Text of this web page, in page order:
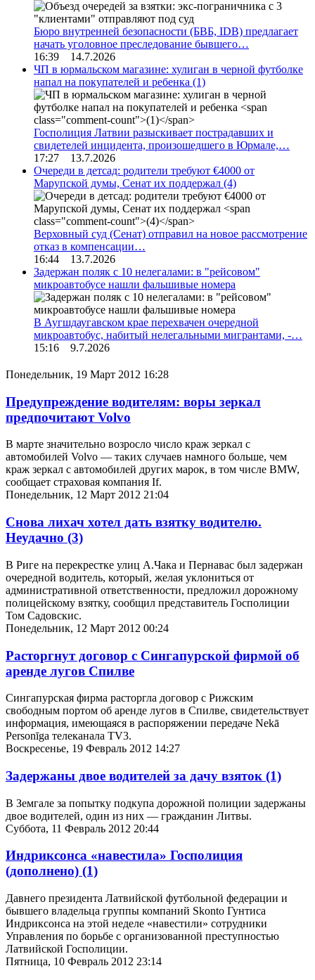
Бюро внутренней безопасности (БВБ, IDB) предлагает
начать уголовное преследование бывшего…
16:39 14.7.2026
ЧП в юрмальском магазине: хулиган в черной футболке
напал на покупателей и ребенка (1)
Госполиция Латвии разыскивает пострадавших и
свидетелей инцидента, произошедшего в Юрмале,…
17:27 13.7.2026
Очереди в детсад: родители требуют €4000 от
Марупской думы, Сенат их поддержал (4)
Верховный суд (Сенат) отправил на новое рассмотрение
отказ в компенсации…
16:44 13.7.2026
Задержан поляк с 10 нелегалами: в "рейсовом"
микроавтобусе нашли фальшивые номера
В Аугшдаугавском крае перехвачен очередной
микроавтобус, набитый нелегальными мигрантами, -…
15:16 9.7.2026
Понедельник, 19 Март 2012 16:28
Предупреждение водителям: воры зеркал
предпочитают Volvo
В марте значительно возросло число краж зеркал с
автомобилей Volvo — таких случаев намного больше, чем
краж зеркал с автомобилей других марок, в том числе BMW,
сообщает страховая компания If.
Понедельник, 12 Март 2012 21:04
Снова лихач хотел дать взятку водителю.
Неудачно (3)
В Риге на перекрестке улиц А.Чака и Пернавас был задержан
очередной водитель, который, желая уклониться от
административной ответственности, предложил дорожному
полицейскому взятку, сообщил представитель Госполиции
Том Садовскис.
Понедельник, 12 Март 2012 00:24
Расторгнут договор с Сингапурской фирмой об
аренде лугов Спилве
Сингапурская фирма расторгла договор с Рижским
свободным портом об аренде лугов в Спилве, свидетельствует
информация, имеющаяся в распоряжении передаче Nekā
Personīga телеканала TV3.
Воскресенье, 19 Февраль 2012 14:27
Задержаны двое водителей за дачу взяток (1)
В Земгале за попытку подкупа дорожной полиции задержаны
двое водителей, один из них — гражданин Литвы.
Суббота, 11 Февраль 2012 20:44
Индриксонca «навестила» Госполиция
(дополнено) (1)
Давнего президента Латвийской футбольной федерации и
бывшего владельца группы компаний Skonto Гунтиса
Индриксонса на этой неделе «навестили» сотрудники
Управления по борьбе с организованной преступностью
Латвийской Госполиции.
Пятница, 10 Февраль 2012 23:14